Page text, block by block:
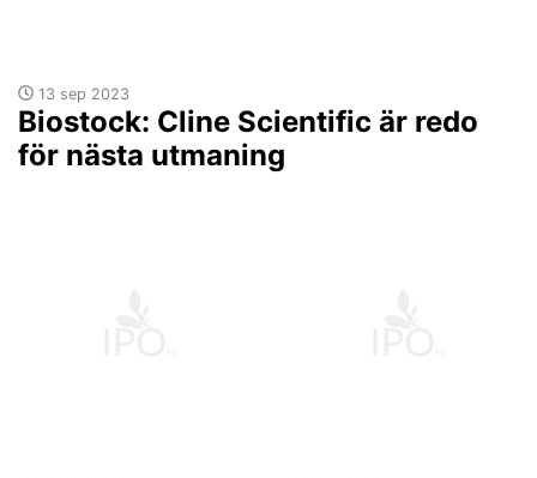
13 sep 2023
Biostock: Cline Scientific är redo
för nästa utmaning